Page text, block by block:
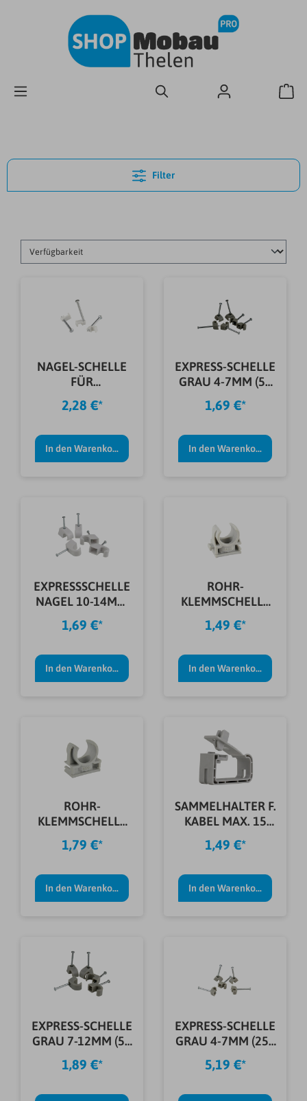
Filter
NAGEL-SCHELLE
FÜR
ZWILLINGSLEITUN
G WEIß
2,28 €*
In den Warenkorb
EXPRESS-SCHELLE
GRAU 4-7MM (50
STÜCK)
1,69 €*
In den Warenkorb
EXPRESSSCHELLE
NAGEL 10-14MM
30MM 25 ST.
1,69 €*
In den Warenkorb
ROHR-
KLEMMSCHELLE
EN16 (10 STÜCK)
1,49 €*
In den Warenkorb
ROHR-
KLEMMSCHELLE
EN20 8 STÜCK
1,79 €*
In den Warenkorb
SAMMELHALTER F.
KABEL MAX. 15
LEITUNGEN
1,49 €*
In den Warenkorb
EXPRESS-SCHELLE
GRAU 7-12MM (50
STÜCK)
1,89 €*
EXPRESS-SCHELLE
GRAU 4-7MM (250
STÜCK)
5,19 €*